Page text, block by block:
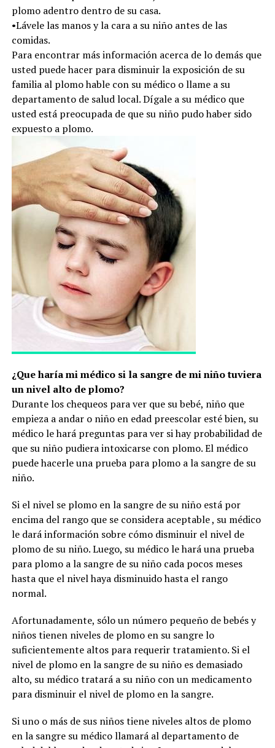
plomo adentro dentro de su casa.
•Lávele las manos y la cara a su niño antes de las
comidas.
Para encontrar más información acerca de lo demás que
usted puede hacer para disminuir la exposición de su
familia al plomo hable con su médico o llame a su
departamento de salud local. Dígale a su médico que
usted está preocupada de que su niño pudo haber sido
expuesto a plomo.
¿Que haría mi médico si la sangre de mi niño tuviera
un nivel alto de plomo?
Durante los chequeos para ver que su bebé, niño que
empieza a andar o niño en edad preescolar esté bien, su
médico le hará preguntas para ver si hay probabilidad de
que su niño pudiera intoxicarse con plomo. El médico
puede hacerle una prueba para plomo a la sangre de su
niño.
Si el nivel se plomo en la sangre de su niño está por
encima del rango que se considera aceptable , su médico
le dará información sobre cómo disminuir el nivel de
plomo de su niño. Luego, su médico le hará una prueba
para plomo a la sangre de su niño cada pocos meses
hasta que el nivel haya disminuido hasta el rango
normal.
Afortunadamente, sólo un número pequeño de bebés y
niños tienen niveles de plomo en su sangre lo
suficientemente altos para requerir tratamiento. Si el
nivel de plomo en la sangre de su niño es demasiado
alto, su médico tratará a su niño con un medicamento
para disminuir el nivel de plomo en la sangre.
Si uno o más de sus niños tiene niveles altos de plomo
en la sangre su médico llamará al departamento de